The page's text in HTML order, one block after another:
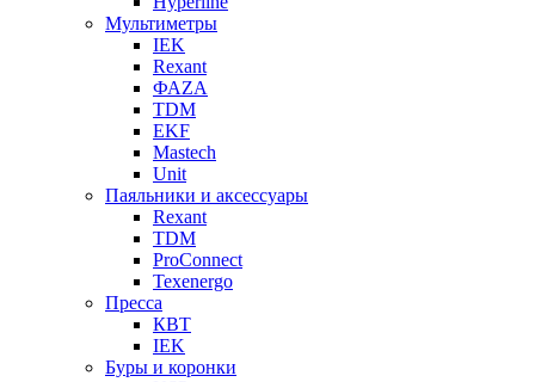
Мультиметры
IEK
Rexant
ФАZА
TDM
EKF
Mastech
Unit
Паяльники и аксессуары
Rexant
TDM
ProConnect
Texenergo
Пресса
КВТ
IEK
Буры и коронки